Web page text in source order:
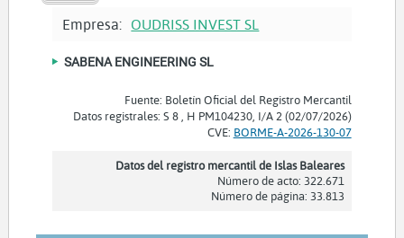
Empresa: OUDRISS INVEST SL
SABENA ENGINEERING SL
Fuente: Boletín Oficial del Registro Mercantil
Datos registrales: S 8 , H PM104230, I/A 2 (02/07/2026)
CVE: BORME-A-2026-130-07
Datos del registro mercantil de Islas Baleares
Número de acto: 322.671
Número de página: 33.813